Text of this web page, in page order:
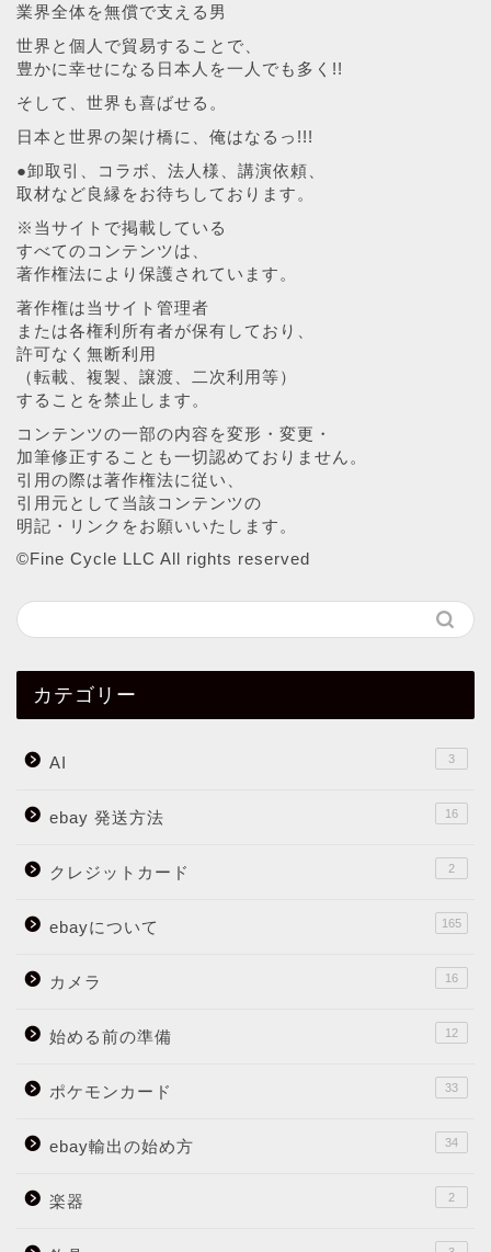
業界全体を無償で支える男
世界と個人で貿易することで、
豊かに幸せになる日本人を一人でも多く!!
そして、世界も喜ばせる。
日本と世界の架け橋に、俺はなるっ!!!
●卸取引、コラボ、法人様、講演依頼、
取材など良縁をお待ちしております。
※当サイトで掲載している
すべてのコンテンツは、
著作権法により保護されています。
著作権は当サイト管理者
または各権利所有者が保有しており、
許可なく無断利用
（転載、複製、譲渡、二次利用等）
することを禁止します。
コンテンツの一部の内容を変形・変更・
加筆修正することも一切認めておりません。
引用の際は著作権法に従い、
引用元として当該コンテンツの
明記・リンクをお願いいたします。
©︎Fine Cycle LLC All rights reserved
カテゴリー
AI 3
ebay 発送方法 16
クレジットカード 2
ebayについて 165
カメラ 16
始める前の準備 12
ポケモンカード 33
ebay輸出の始め方 34
楽器 2